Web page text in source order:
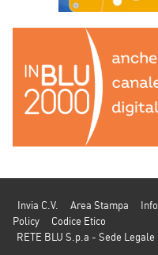
Invia C.V. Area Stampa
Policy
Codice Etico
RETE BLU S.p.a - Sede